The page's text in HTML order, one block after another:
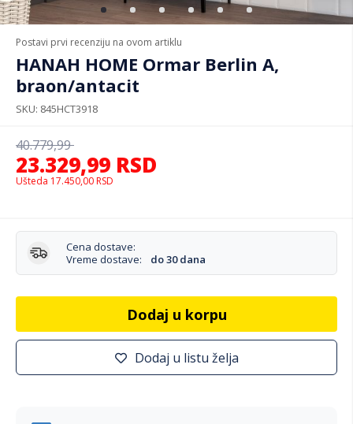
Postavi prvi recenziju na ovom artiklu
HANAH HOME Ormar Berlin A,
braon/antacit
SKU 845HCT3918
23.329,99 RSD
40.779,99
Ušteda 17.450,00 RSD
Cena dostave:
Vreme dostave:
do 30 dana
Dodaj u korpu
Dodaj u listu želja